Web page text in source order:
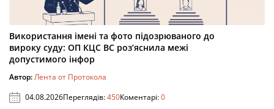
Використання імені та фото підозрюваного до
вироку суду: ОП КЦС ВС роз’яснила межі
допустимого інфор
Автор:Лента от Протокола
04.08.2026Переглядів:450Коментарі:0